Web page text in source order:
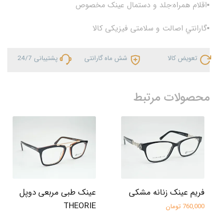
▪اقلام همراه:جلد و دستمال عینک مخصوص
▪گارانتي اصالت و سلامتی فیزیکی کالا
تعویض کالا شش ماه گارانتی پشتیبانی 24/7
محصولات مرتبط
فریم عینک زنانه مشکی
760,000 تومان
عینک طبی مربعی دوپل
THEORIE